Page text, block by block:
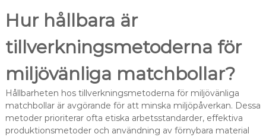
Hur hållbara är
tillverkningsmetoderna för
miljövänliga matchbollar?
Hållbarheten hos tillverkningsmetoderna för miljövänliga
matchbollar är avgörande för att minska miljöpåverkan. Dessa
metoder prioriterar ofta etiska arbetsstandarder, effektiva
produktionsmetoder och användning av förnybara material